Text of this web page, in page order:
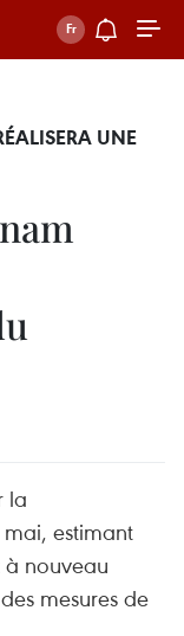
UNE
la
estimant
nouveau
mesures de